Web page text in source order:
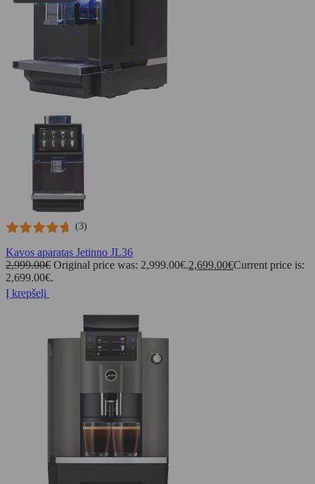
(3)
Kavos aparatas Jetinno JL36
2,999.00€ Original price was: 2,999.00€.2,699.00€Current price is:
2,699.00€.
Į krepšelį